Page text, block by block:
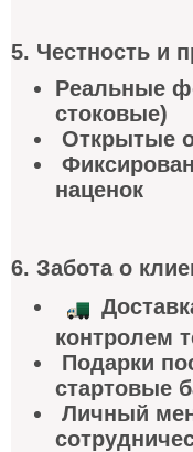
5. Честность и
Реальные
стоковые)
Открытые
наценок
6. Забота о
контролем
Подарки
стартовые
Личный